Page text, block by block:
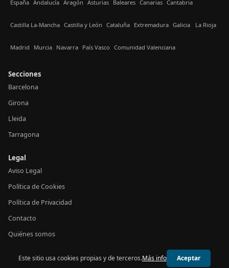
España Andalucía Aragón Asturias Baleares Canarias Cantabria
Castilla La-Mancha Castilla y León Cataluña Extremadura Galicia La Rioja
Madrid Murcia Navarra País Vasco Comunidad Valenciana
Secciones
Barcelona
Girona
Lleida
Tarragona
Legal
Aviso Legal
Política de Cookies
Política de Privacidad
Contacto
Quiénes somos
© 2026 24h Cataluña
Este sitio usa cookies propias y de terceros.Más info Aceptar